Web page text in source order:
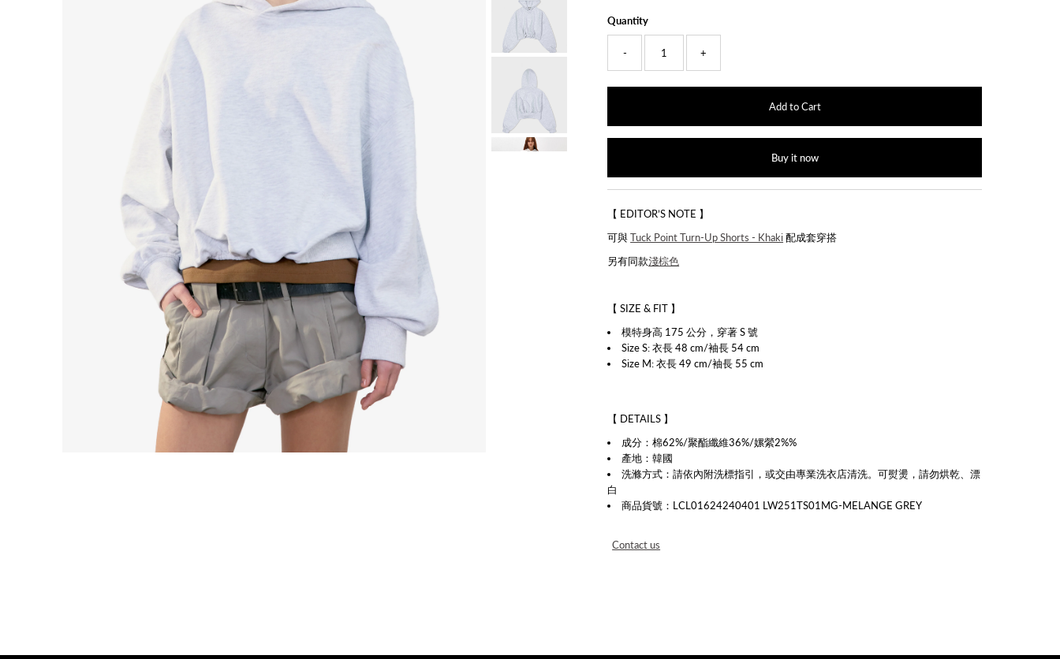
Quantity
- +
Buy it now
【 EDITOR’S NOTE 】
可與Tuck Point Turn-Up Shorts - Khaki配成套穿搭
另有同款淺棕色
【 SIZE & FIT 】
模特身高 175 公分，穿著 S 號
Size S: 衣長 48 cm/袖長 54 cm
Size M: 衣長 49 cm/袖長 55 cm
【 DETAILS 】
成分：棉62%/聚酯纖維36%/嫘縈2%%
產地：韓國
洗滌方式：請依內附洗標指引，或交由專業洗衣店清洗。可熨燙，請勿烘乾、漂
白
商品貨號：LCL01624240401 LW251TS01MG-MELANGE GREY
Contact us